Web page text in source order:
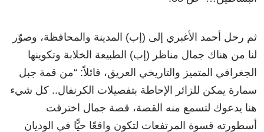
ثم رحل أحمد الأغبري إلى (إب) المدينة والمحافظة، وصوّر
لنا من هناك جمال مناظر (إب) الطبيعة الخلابة وتكوينها
الجغرافي المتميز والتاريخي العريق، قائلاً: “من قمة جبل
سمارة يمكن للزائر الإحاطة بتفصيلات الكرنفال.. كل شيء
هنا يدعوك لتسمع منه القصة، قصة جمال اخترقت
أسطورته قسوة المرتفعات لتكون واقعًا حيًّا في الوديان